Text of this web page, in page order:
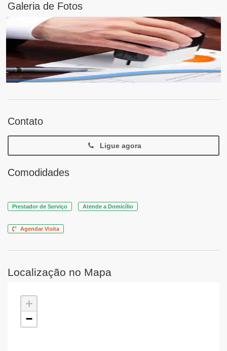
Galeria de Fotos
Contato
Ligue agora
Comodidades
Prestador de Serviço Atende a Domicílio
Agendar Visita
Localização no Mapa
+
−